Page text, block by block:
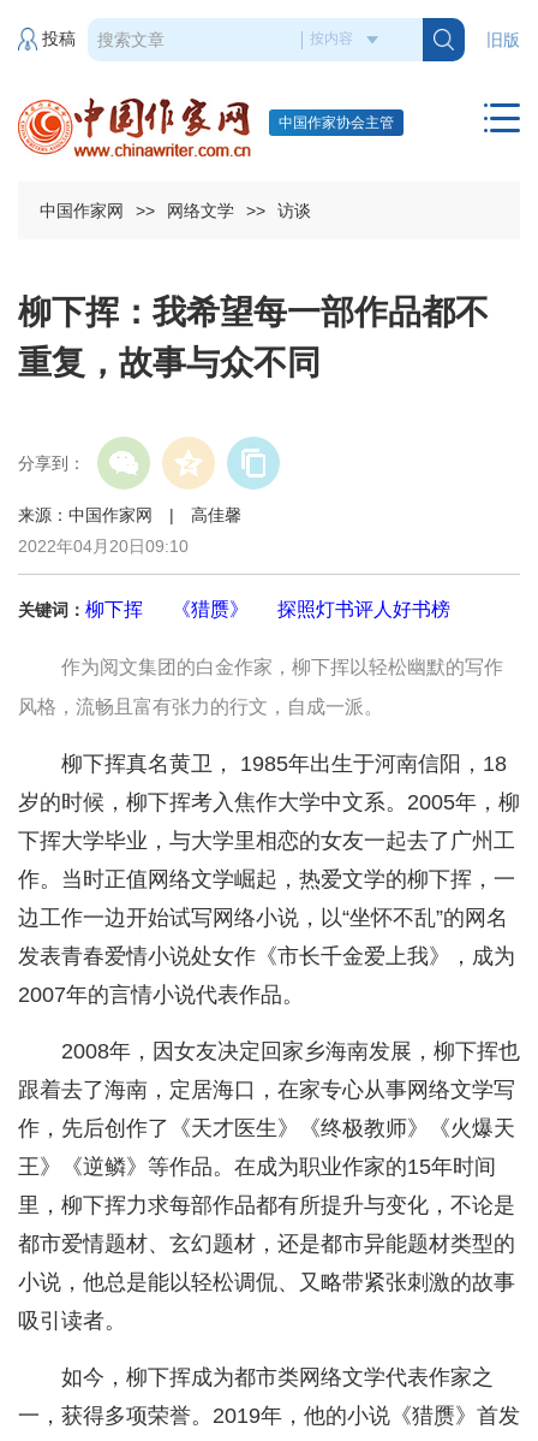
旧版
投稿
中国作家协会主管
中国作家网 >> 网络文学 >> 访谈
柳下挥：我希望每一部作品都不
重复，故事与众不同
分享到：
来源：中国作家网 | 高佳馨
2022年04月20日09:10
关键词： 柳下挥 《猎赝》 探照灯书评人好书榜
作为阅文集团的白金作家，柳下挥以轻松幽默的写作
风格，流畅且富有张力的行文，自成一派。
柳下挥真名黄卫， 1985年出生于河南信阳，18
岁的时候，柳下挥考入焦作大学中文系。2005年，柳
下挥大学毕业，与大学里相恋的女友一起去了广州工
作。当时正值网络文学崛起，热爱文学的柳下挥，一
边工作一边开始试写网络小说，以“坐怀不乱”的网名
发表青春爱情小说处女作《市长千金爱上我》，成为
2007年的言情小说代表作品。
2008年，因女友决定回家乡海南发展，柳下挥也
跟着去了海南，定居海口，在家专心从事网络文学写
作，先后创作了《天才医生》《终极教师》《火爆天
王》《逆鳞》等作品。在成为职业作家的15年时间
里，柳下挥力求每部作品都有所提升与变化，不论是
都市爱情题材、玄幻题材，还是都市异能题材类型的
小说，他总是能以轻松调侃、又略带紧张刺激的故事
吸引读者。
如今，柳下挥成为都市类网络文学代表作家之
一，获得多项荣誉。2019年，他的小说《猎赝》首发